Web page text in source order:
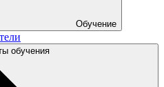
Обучение
обучения